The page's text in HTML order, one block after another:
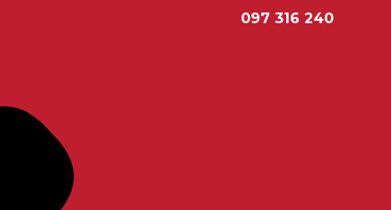
097 316 240